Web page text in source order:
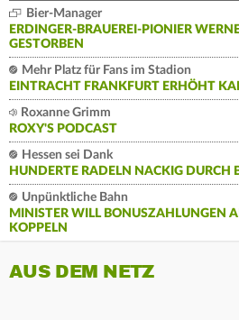
Bier-Manager
ERDINGER-BRAUEREI-PIONIER
GESTORBEN
Mehr Platz für Fans im Stadion
EINTRACHT FRANKFURT ERHÖHT
Roxanne Grimm
ROXY'S PODCAST
Hessen sei Dank
HUNDERTE RADELN NACKIG DURCH
Unpünktliche Bahn
MINISTER WILL BONUSZAHLUNGEN
KOPPELN
AUS DEM NETZ